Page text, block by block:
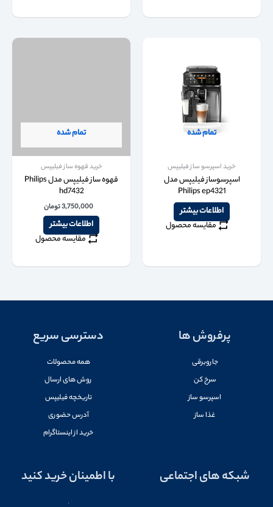
تمام شده
خرید اسپرسو ساز فیلیپس
اسپرسوساز فیلیپس مدل
Philips ep4321
اطلاعات بیشتر
مقایسه محصول
تمام شده
خرید قهوه ساز فیلیپس
قهوه ساز فیلیپس مدل Philips
hd7432
3,750,000تومان
اطلاعات بیشتر
مقایسه محصول
پرفروش ها
جاروبرقی
سرخ کن
اسپرسو ساز
غذا ساز
دسترسی سریع
همه محصولات
روش های ارسال
تاریخچه فیلیپس
آدرس حضوری
خرید از اینستاگرام
شبکه های اجتماعی با اطمینان خرید کنید